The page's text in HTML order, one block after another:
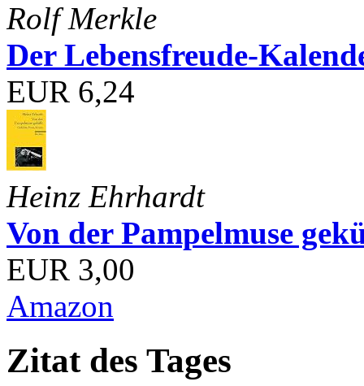
Rolf Merkle
Der Lebensfreude-
EUR 6,24
Heinz Ehrhardt
Von der Pampelmuse
EUR 3,00
Amazon
Zitat des Tages